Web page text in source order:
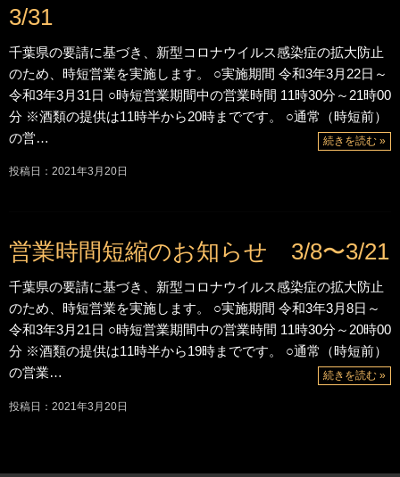
3/31
千葉県の要請に基づき、新型コロナウイルス感染症の拡大防止
のため、時短営業を実施します。 ○実施期間 令和3年3月22日～
令和3年3月31日 ○時短営業期間中の営業時間 11時30分～21時00
分 ※酒類の提供は11時半から20時までです。 ○通常（時短前）
の営…
続きを読む »
投稿日：2021年3月20日
営業時間短縮のお知らせ 3/8〜3/21
千葉県の要請に基づき、新型コロナウイルス感染症の拡大防止
のため、時短営業を実施します。 ○実施期間 令和3年3月8日～
令和3年3月21日 ○時短営業期間中の営業時間 11時30分～20時00
分 ※酒類の提供は11時半から19時までです。 ○通常（時短前）
の営業…
続きを読む »
投稿日：2021年3月20日